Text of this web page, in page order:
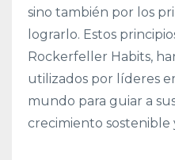
sino también por los
lograrlo. Estos
Rockerfeller Habits,
utilizados por líderes
mundo para guiar a
crecimiento sostenible